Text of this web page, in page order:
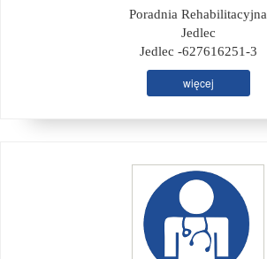
Poradnia Rehabilitacyjna
Jedlec
Jedlec -627616251-3
więcej